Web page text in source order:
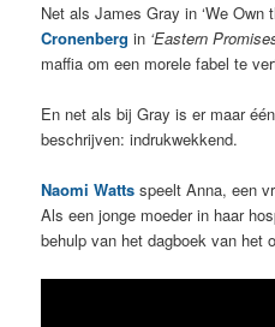
Net als James Gray in ‘We Own
Cronenberg in ‘Eastern
maffia om een morele fabel te
En net als bij Gray is er maar
beschrijven: indrukwekkend.
Naomi Watts speelt Anna, een
Als een jonge moeder in haar
behulp van het dagboek van het